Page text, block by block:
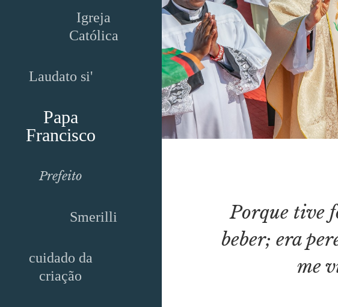
Igreja
Católica
Laudato si'
Papa
Francisco
Prefeito
Smerilli
cuidado da
criação
Porque tive
beber; era
me